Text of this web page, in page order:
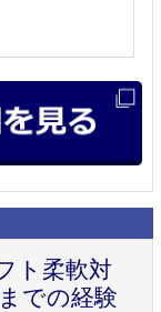
ト柔軟対
での経験